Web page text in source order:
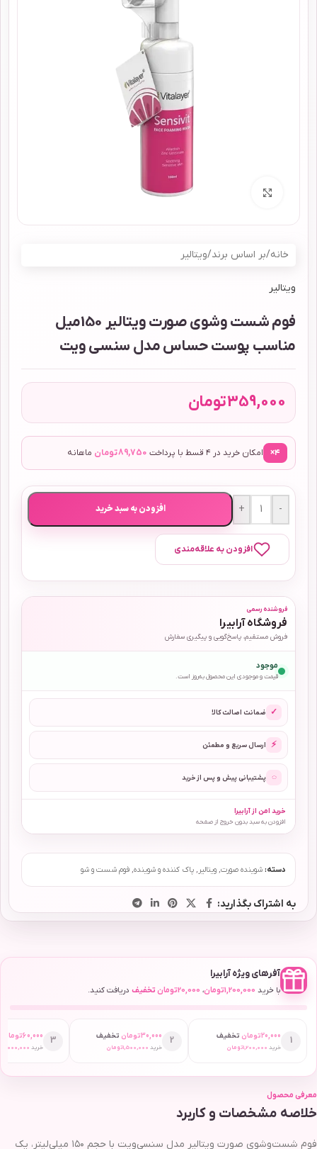
برای بزرگنمایی کلیک کنید
خانه/بر اساس برند/ویتالیر
ویتالیر
فوم شست وشوی صورت ویتالیر 150میل
مناسب پوست حساس مدل سنسی ویت
359,000تومان
۴× امکان خرید در ۴ قسط با پرداخت 89,750تومان ماهانه
-
+ افزودن به سبد خرید
افزودن به علاقه‌مندی
فروشنده رسمی
فروشگاه آرابیرا
فروش مستقیم، پاسخ‌گویی و پیگیری سفارش
موجود
قیمت و موجودی این محصول به‌روز است.
✓ ضمانت اصالت کالا
⚡ ارسال سریع و مطمئن
◌ پشتیبانی پیش و پس از خرید
خرید امن از آرابیرا
افزودن به سبد بدون خروج از صفحه
دسته: شوینده صورت, ویتالیر , پاک کننده و شوینده, فوم شست و شو
به اشتراک بگذارید:
آفرهای ویژه آرابیرا
با خرید 1,200,000تومان، 20,000تومان تخفیف دریافت کنید.
1
20,000تومان تخفیف
خرید 1,200,000تومان
2
30,000تومان تخفیف
خرید 1,500,000تومان
3
60,000تومان
خرید 2,000,000
معرفی محصول
خلاصه مشخصات و کاربرد
فوم شست‌وشوی صورت ویتالیر مدل سنسی‌ویت با حجم ۱۵۰ میلی‌لیتر، یک